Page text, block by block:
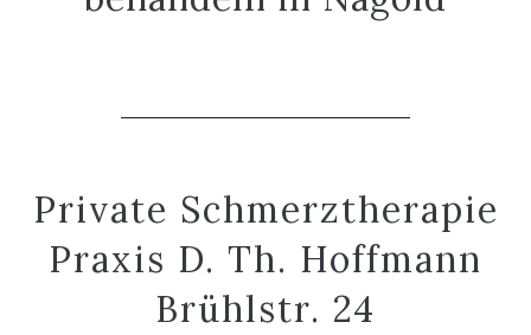
Private Schmerztherapie
Praxis D. Th. Hoffmann
Brühlstr. 24